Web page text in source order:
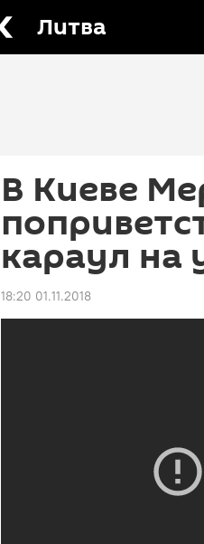
Литва
В Киеве
караул на
18:20 01.11.2018